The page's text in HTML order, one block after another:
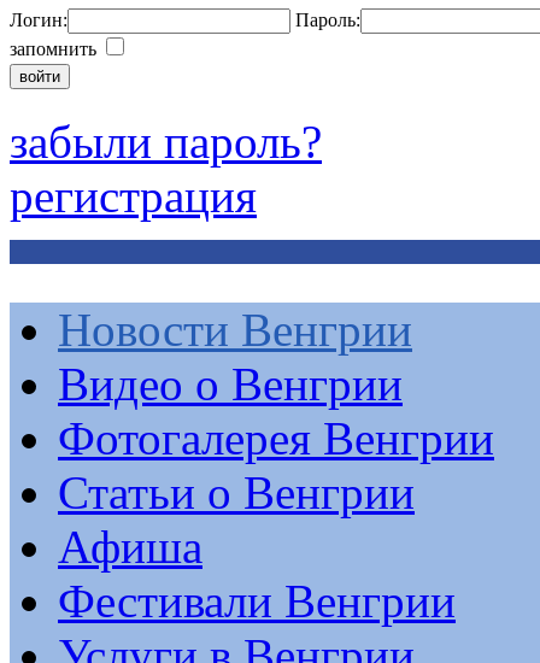
Логин:
Пароль:
запомнить
забыли пароль?
регистрация
Новости Венгрии
Видео о Венгрии
Фотогалерея Венгрии
Статьи о Венгрии
Афиша
Фестивали Венгрии